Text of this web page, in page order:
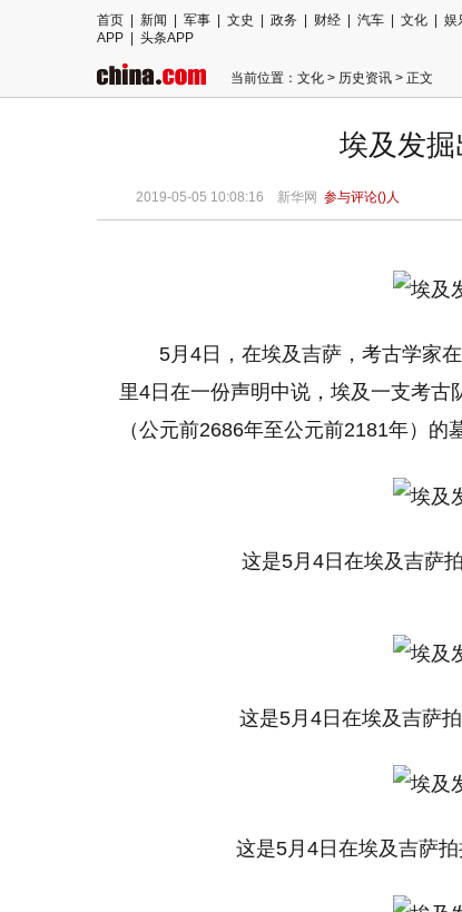
首页 新闻 军事 文史 政务 财经 汽车 文化 娱
APP
头条APP
当前位置： 文化 > 历史资讯 > 正文
埃及发
2019-05-05 10:08:16 新华网 参与评论()人
5月4日，在埃及吉萨，考古学家
里4日在一份声明中说，埃及一支考
（公元前2686年至公元前2181年）的
这是5月4日在埃及吉萨拍
这是5月4日在埃及吉萨拍
这是5月4日在埃及吉萨拍